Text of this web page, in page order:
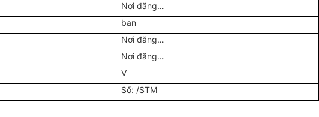
Nơi đăng…
ban
Nơi đăng…
Nơi đăng…
V
Số: /STM